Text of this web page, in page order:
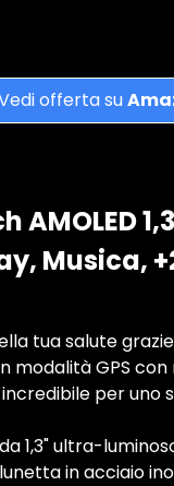
offerta su
Musica,
tua salute
GPS
per uno
da 1,3" ultra-
in acciaio